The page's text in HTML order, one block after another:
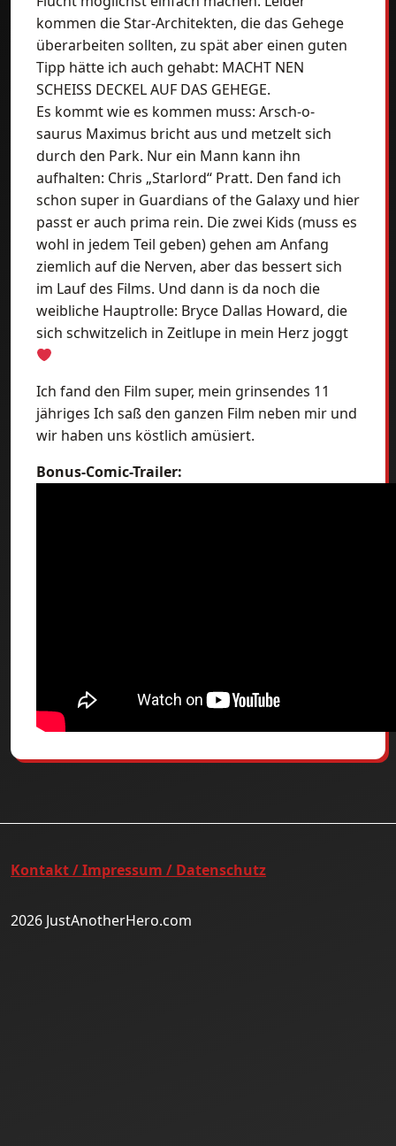
kommen die Star-Architekten, die das Gehege
überarbeiten sollten, zu spät aber einen guten
Tipp hätte ich auch gehabt: MACHT NEN
SCHEISS DECKEL AUF DAS GEHEGE.
Es kommt wie es kommen muss: Arsch-o-
saurus Maximus bricht aus und metzelt sich
durch den Park. Nur ein Mann kann ihn
aufhalten: Chris „Starlord“ Pratt. Den fand ich
schon super in Guardians of the Galaxy und hier
passt er auch prima rein. Die zwei Kids (muss es
wohl in jedem Teil geben) gehen am Anfang
ziemlich auf die Nerven, aber das bessert sich
im Lauf des Films. Und dann is da noch die
weibliche Hauptrolle: Bryce Dallas Howard, die
sich schwitzelich in Zeitlupe in mein Herz joggt
Ich fand den Film super, mein grinsendes 11
jähriges Ich saß den ganzen Film neben mir und
wir haben uns köstlich amüsiert.
Bonus-Comic-Trailer:
Kontakt / Impressum / Datenschutz
2026 JustAnotherHero.com